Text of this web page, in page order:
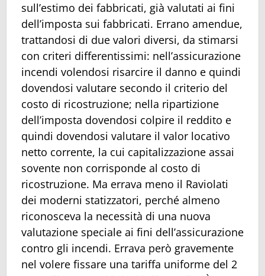
sull’estimo dei fabbricati, già valutati ai fini
dell’imposta sui fabbricati. Errano amendue,
trattandosi di due valori diversi, da stimarsi
con criteri differentissimi: nell’assicurazione
incendi volendosi risarcire il danno e quindi
dovendosi valutare secondo il criterio del
costo di ricostruzione; nella ripartizione
dell’imposta dovendosi colpire il reddito e
quindi dovendosi valutare il valor locativo
netto corrente, la cui capitalizzazione assai
sovente non corrisponde al costo di
ricostruzione. Ma errava meno il Raviolati
dei moderni statizzatori, perché almeno
riconosceva la necessità di una nuova
valutazione speciale ai fini dell’assicurazione
contro gli incendi. Errava però gravemente
nel volere fissare una tariffa uniforme del 2